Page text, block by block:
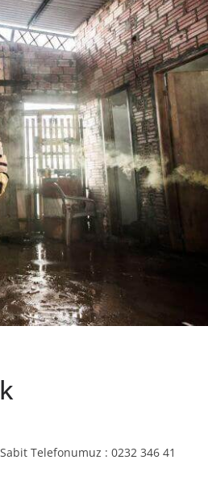
Telefonumuz : 0232 346 41